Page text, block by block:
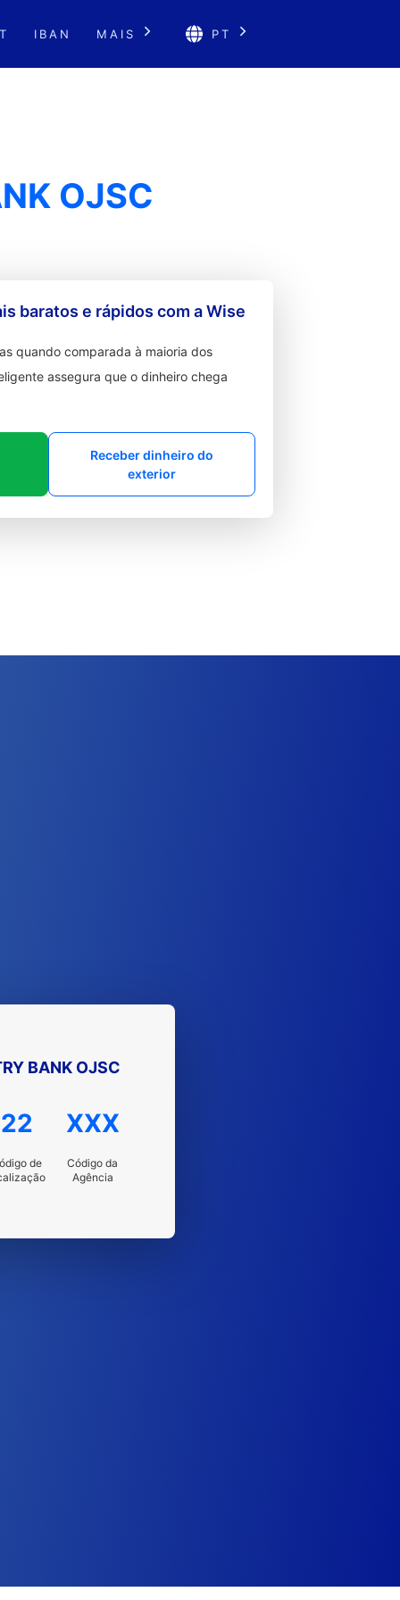
IBAN MAIS PT
OJSC
baratos e rápidos com a Wise
quando comparada à maioria dos
assegura que o dinheiro chega
Receber dinheiro do
exterior
BANK OJSC
22
de
XXX
Código da
Agência